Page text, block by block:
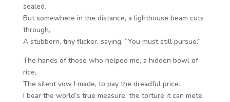
sealed.
But somewhere in the distance, a lighthouse beam cuts
through,
A stubborn, tiny flicker, saying, “You must still pursue.”
The hands of those who helped me, a hidden bowl of
rice,
The silent vow I made, to pay the dreadful price.
I bear the world’s true measure, the torture it can mete,